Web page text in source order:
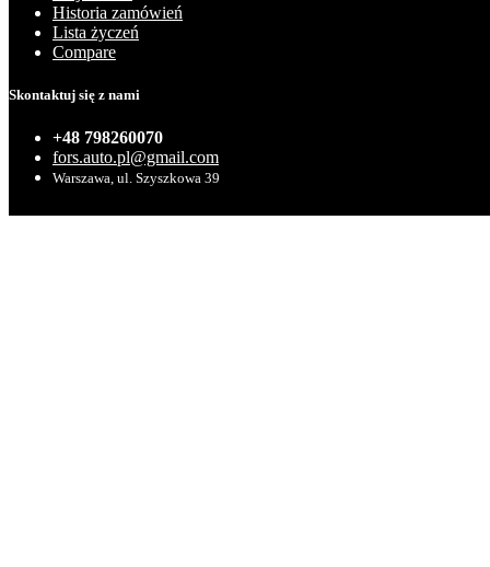
Historia zamówień
Lista życzeń
Compare
Skontaktuj się z nami
+48 798260070
fors.auto.pl@gmail.com
Warszawa, ul. Szyszkowa 39